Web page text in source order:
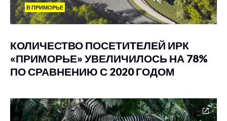
В ПРИМОРЬЕ
КОЛИЧЕСТВО ПОСЕТИТЕЛЕЙ ИРК
«ПРИМОРЬЕ» УВЕЛИЧИЛОСЬ НА 78%
ПО СРАВНЕНИЮ С 2020 ГОДОМ